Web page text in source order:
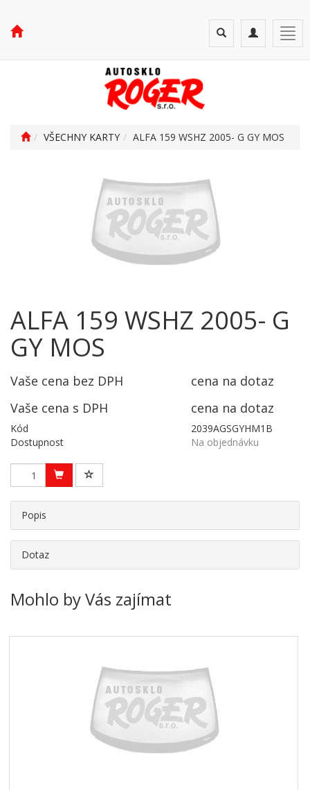
Toggle
navigation
Toggle
search
VŠECHNY KARTY ALFA 159 WSHZ 2005- G GY MOS
ALFA 159 WSHZ 2005- G
GY MOS
Vaše cena bez DPH
cena na dotaz
Vaše cena s DPH
cena na dotaz
Kód
2039AGSGYHM1B
Dostupnost
Na objednávku
Popis
Dotaz
Mohlo by Vás zajímat